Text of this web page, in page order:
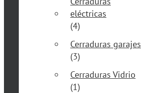
eléctricas
(4)
Cerraduras garajes
(3)
Cerraduras Vidrio
(1)